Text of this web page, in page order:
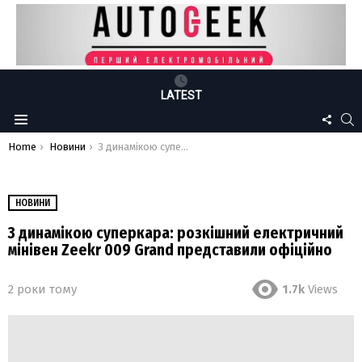
LATEST
Menu
US
You are here:
Home Новини З динамікою суперкара: розкішний електричний мінівен Zeekr 009 Grand представили офіційно
НОВИНИ
З динамікою суперкара: розкішний електричний
мінівен Zeekr 009 Grand представили офіційно
2 роки тому 1.7k Views